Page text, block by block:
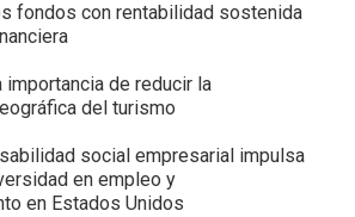
fondos con rentabilidad sostenida
importancia de reducir la
del turismo
social empresarial impulsa
en empleo y
en Estados Unidos